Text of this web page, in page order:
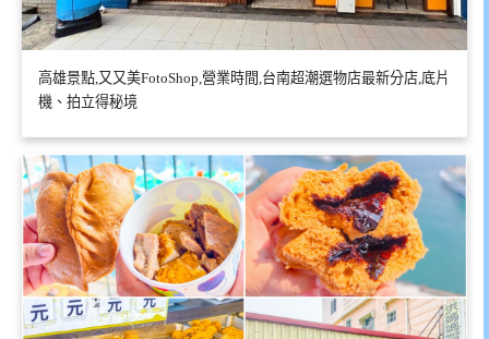
高雄景點,又又美FotoShop,營業時間,台南超潮選物店最新分店,底片
機、拍立得秘境